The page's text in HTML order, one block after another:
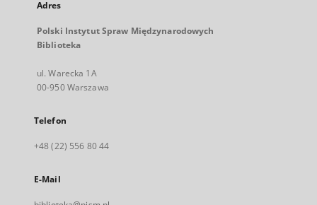
Adres
Polski Instytut Spraw Międzynarodowych
Biblioteka
ul. Warecka 1A
00-950 Warszawa
Telefon
+48 (22) 556 80 44
E-Mail